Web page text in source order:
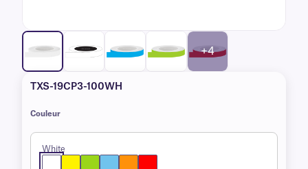
+4
TXS-19CP3-100WH
Couleur
White